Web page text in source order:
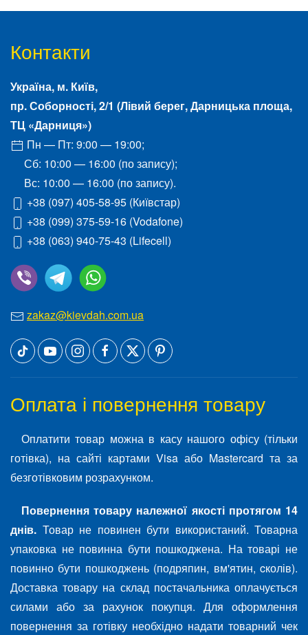
Контакти
Україна, м. Київ,
пр. Соборності, 2/1 (Лівий берег, Дарницька площа,
ТЦ «Дарниця»)
Пн — Пт: 9:00 — 19:00;
Сб: 10:00 — 16:00 (по запису);
Вс: 10:00 — 16:00 (по запису).
+38 (097) 405-58-95 (Київстар)
+38 (099) 375-59-16 (Vodafone)
+38 (063) 940-75-43 (Lifecell)
zakaz@kievdah.com.ua
Оплата і повернення товару
Оплатити товар можна в касу нашого офісу (тільки
готівка), на сайті картами Visa або Mastercard та за
безготівковим розрахунком.
Повернення товару належної якості протягом 14
днів. Товар не повинен бути використаний. Товарна
упаковка не повинна бути пошкоджена. На товарі не
повинно бути пошкоджень (подряпин, вм'ятин, cколів).
Доставка товару на склад постачальника оплачується
силами або за рахунок покупця. Для оформлення
повернення за готівку необхідно надати товарний чек